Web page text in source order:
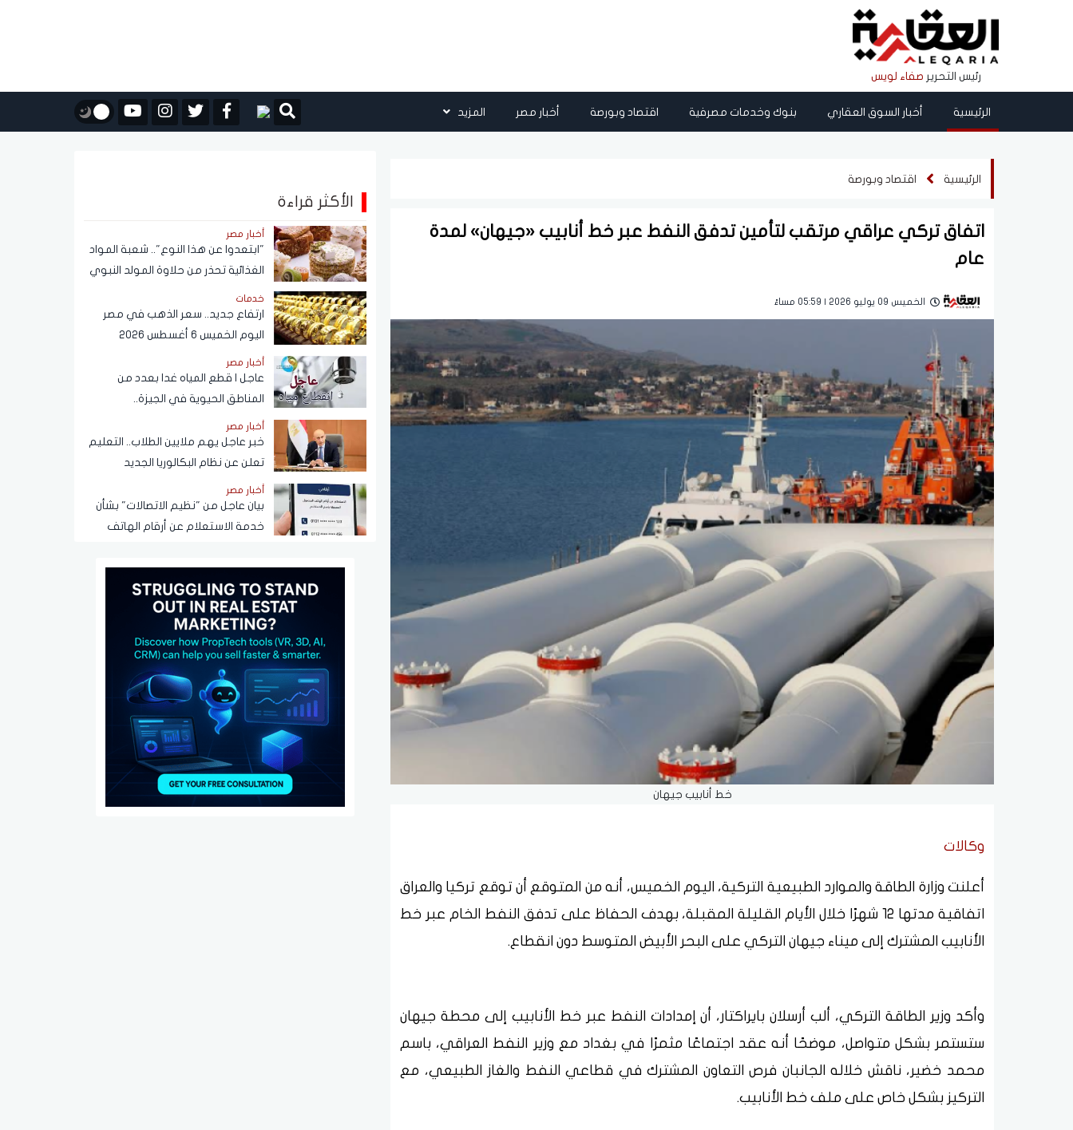
رئيس التحرير صفاء لويس
الرئيسية أخبار السوق العقاري بنوك وخدمات مصرفية اقتصاد وبورصة أخبار مصر المزيد
الرئيسية اقتصاد وبورصة
اتفاق تركي عراقي مرتقب لتأمين تدفق النفط عبر خط أنابيب «جيهان» لمدة
عام
الخميس 09 يوليو 2026 | 05:59 مساءً
خط أنابيب جيهان
وكالات
أعلنت وزارة الطاقة والموارد الطبيعية التركية، اليوم الخميس، أنه من المتوقع أن توقع تركيا والعراق
اتفاقية مدتها 12 شهرًا خلال الأيام القليلة المقبلة، بهدف الحفاظ على تدفق النفط الخام عبر خط
الأنابيب المشترك إلى ميناء جيهان التركي على البحر الأبيض المتوسط دون انقطاع.
وأكد وزير الطاقة التركي، ألب أرسلان بايراكتار، أن إمدادات النفط عبر خط الأنابيب إلى محطة جيهان
ستستمر بشكل متواصل، موضحًا أنه عقد اجتماعًا مثمرًا في بغداد مع وزير النفط العراقي، باسم
محمد خضير، ناقش خلاله الجانبان فرص التعاون المشترك في قطاعي النفط والغاز الطبيعي، مع
التركيز بشكل خاص على ملف خط الأنابيب.
الأكثر قراءة
أخبار مصر
"ابتعدوا عن هذا النوع".. شعبة المواد
الغذائية تحذر من حلاوة المولد النبوي
خدمات
ارتفاع جديد.. سعر الذهب في مصر
اليوم الخميس 6 أغسطس 2026
أخبار مصر
عاجل | قطع المياه غدا بعدد من
المناطق الحيوية في الجيزة..
ومناشدات للمواطنين بتدبير
احتياجاتهم
أخبار مصر
خبر عاجل يهم ملايين الطلاب.. التعليم
تعلن عن نظام البكالوريا الجديد
أخبار مصر
بيان عاجل من "نظيم الاتصالات" بشأن
خدمة الاستعلام عن أرقام الهاتف
عبر تطبيق My NTRA